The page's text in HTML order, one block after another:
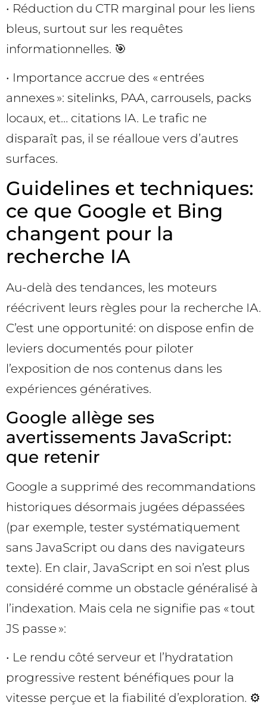
• Réduction du CTR marginal pour les liens
bleus, surtout sur les requêtes
informationnelles. 🎯
• Importance accrue des « entrées
annexes »: sitelinks, PAA, carrousels, packs
locaux, et… citations IA. Le trafic ne
disparaît pas, il se réalloue vers d’autres
surfaces.
Guidelines et techniques:
ce que Google et Bing
changent pour la
recherche IA
Au-delà des tendances, les moteurs
réécrivent leurs règles pour la recherche IA.
C’est une opportunité: on dispose enfin de
leviers documentés pour piloter
l’exposition de nos contenus dans les
expériences génératives.
Google allège ses
avertissements JavaScript:
que retenir
Google a supprimé des recommandations
historiques désormais jugées dépassées
(par exemple, tester systématiquement
sans JavaScript ou dans des navigateurs
texte). En clair, JavaScript en soi n’est plus
considéré comme un obstacle généralisé à
l’indexation. Mais cela ne signifie pas « tout
JS passe »:
• Le rendu côté serveur et l’hydratation
progressive restent bénéfiques pour la
vitesse perçue et la fiabilité d’exploration. ⚙️